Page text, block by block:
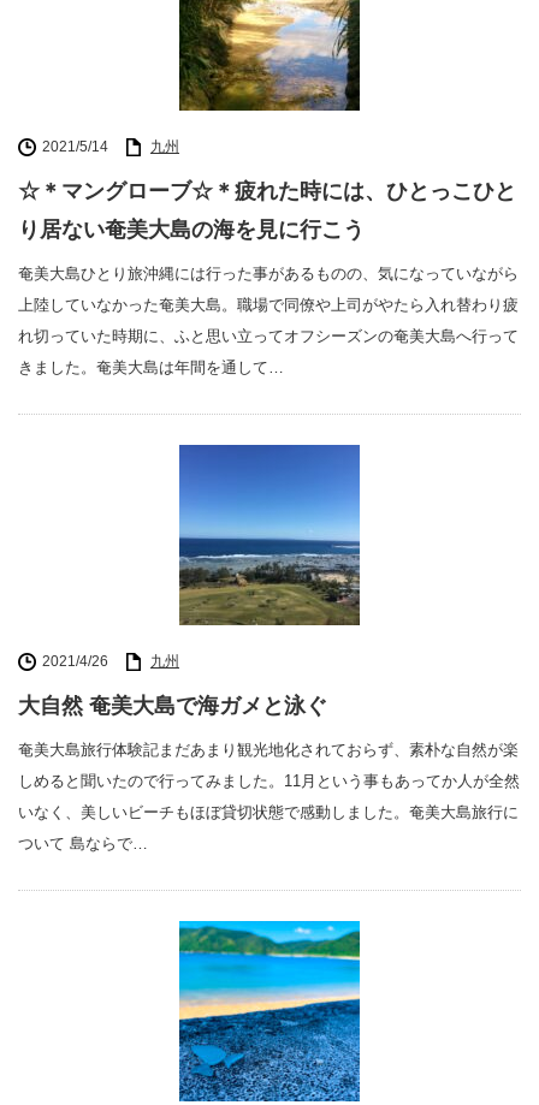
2021/5/14 九州
☆＊マングローブ☆＊疲れた時には、ひとっこひと
り居ない奄美大島の海を見に行こう
奄美大島ひとり旅沖縄には行った事があるものの、気になっていながら
上陸していなかった奄美大島。職場で同僚や上司がやたら入れ替わり疲
れ切っていた時期に、ふと思い立ってオフシーズンの奄美大島へ行って
きました。奄美大島は年間を通して…
2021/4/26 九州
大自然 奄美大島で海ガメと泳ぐ
奄美大島旅行体験記まだあまり観光地化されておらず、素朴な自然が楽
しめると聞いたので行ってみました。11月という事もあってか人が全然
いなく、美しいビーチもほぼ貸切状態で感動しました。奄美大島旅行に
ついて 島ならで…